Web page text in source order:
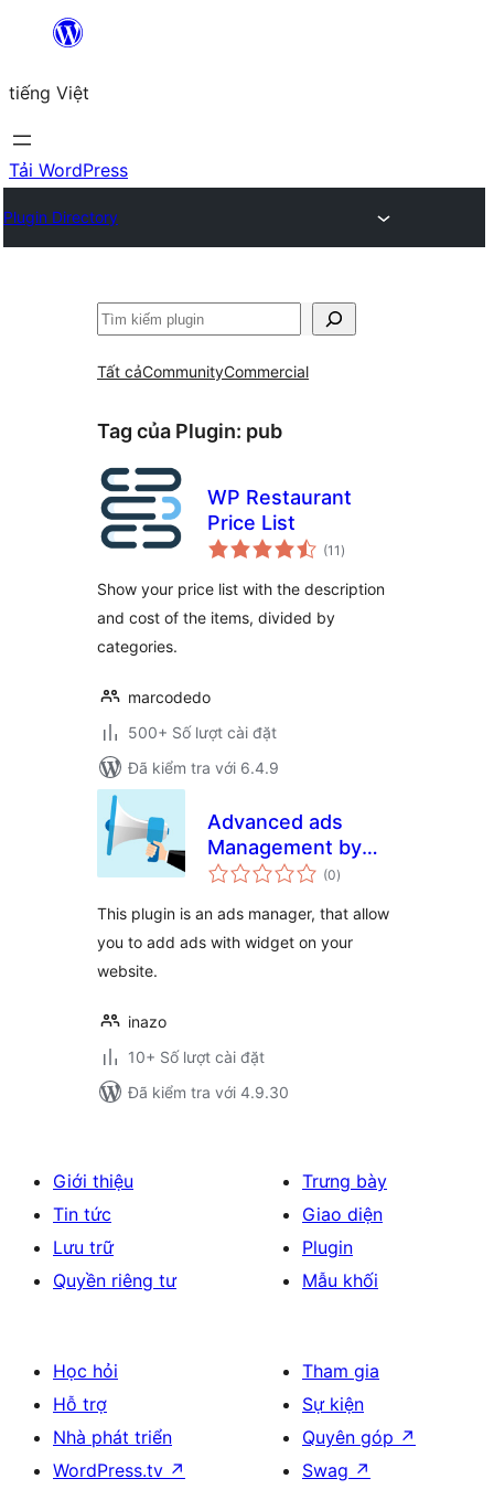
Chuyển
phần
nội
dung
tiếng Việt
Tải WordPress
Plugin Directory
Tìm
Tất cảCommunityCommercial
Tag của Plugin: pub
WP Restaurant
Price List
(11 tổng
đánh
)
Show your price list with the description
and cost of the items, divided by
categories.
marcodedo
500+ Số lượt cài đặt
Đã kiểm tra với 6.4.9
Advanced ads
Management by
Inazo
(0tổng
đánh
)
This plugin is an ads manager, that allow
you to add ads with widget on your
website.
inazo
10+ Số lượt cài đặt
Đã kiểm tra với 4.9.30
Giới thiệu
Tin tức
Lưu trữ
Quyền riêng tư
Trưng bày
Giao diện
Plugin
Mẫu khối
Học hỏi
Hỗ trợ
Nhà phát triển
WordPress.tv ↗
Tham gia
Sự kiện
Quyên góp ↗
Swag ↗